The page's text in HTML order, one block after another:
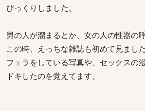
びっくりしました。
男の人が溜まるとか、女の人の性器の
この時、えっちな雑誌も初めて見ました
フェラをしている写真や、セックスの
ドキしたのを覚えてます。